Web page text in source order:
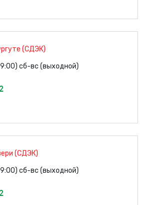
(СДЭК)
сб-вс (выходной)
(СДЭК)
сб-вс (выходной)